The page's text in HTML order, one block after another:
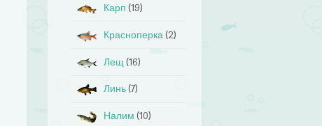
Карп (19)
Красноперка (2)
Лещ (16)
Линь (7)
Налим (10)